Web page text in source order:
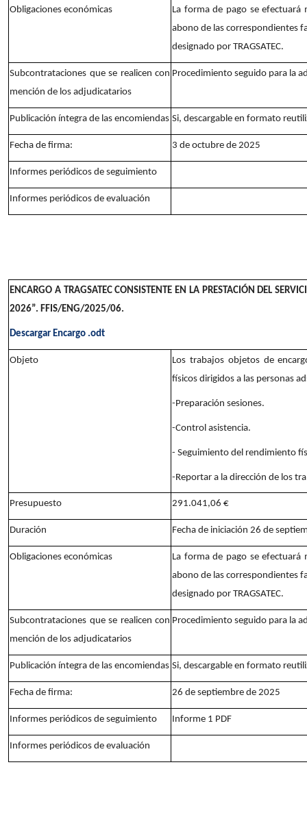
Obligaciones económicas
La forma de pago se efectuará
abono de las correspondientes
designado por TRAGSATEC.
Subcontrataciones que se realicen con
mención de los adjudicatarios
Procedimiento seguido para la
Publicación íntegra de las encomiendas Si, descargable en formato
Fecha de firma: 3 de octubre de 2025
Informes periódicos de seguimiento
Informes periódicos de evaluación
ENCARGO A TRAGSATEC CONSISTENTE EN LA PRESTACIÓN DEL
2026”. FFIS/ENG/2025/06.
Descargar Encargo .odt
Objeto
Los trabajos objetos de
físicos dirigidos a las personas
-Preparación sesiones.
-Control asistencia.
- Seguimiento del rendimiento
-Reportar a la dirección de los
Presupuesto 291.041,06 €
Duración Fecha de iniciación 26 de
Obligaciones económicas
La forma de pago se efectuará
abono de las correspondientes
designado por TRAGSATEC.
Subcontrataciones que se realicen con
mención de los adjudicatarios
Procedimiento seguido para la
Publicación íntegra de las encomiendas Si, descargable en formato
Fecha de firma: 26 de septiembre de 2025
Informes periódicos de seguimiento Informe 1 PDF
Informes periódicos de evaluación